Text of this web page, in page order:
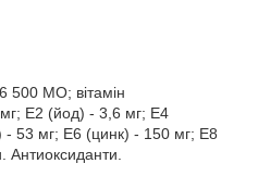
500 MO; вітамін
E2 (йод) - 3,6 мг; E4
53 мг; E6 (цинк) - 150 мг; E8